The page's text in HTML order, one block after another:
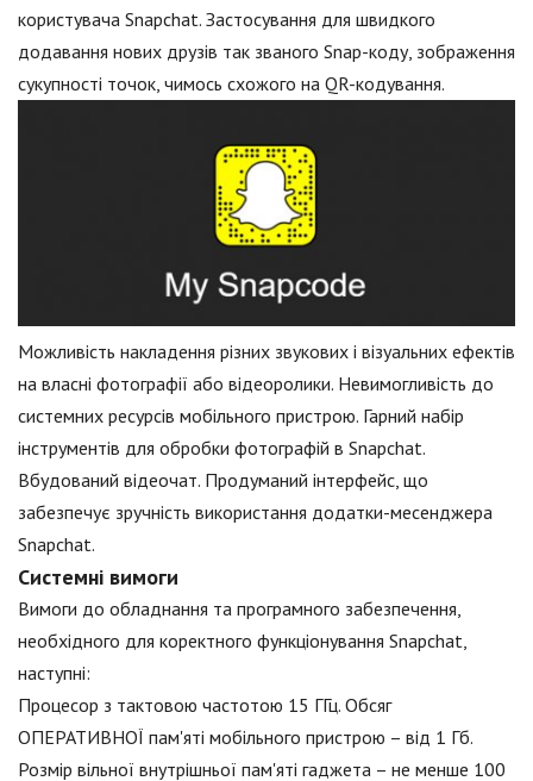
користувача Snapchat. Застосування для швидкого
додавання нових друзів так званого Snap-коду, зображення
сукупності точок, чимось схожого на QR-кодування.
Можливість накладення різних звукових і візуальних ефектів
на власні фотографії або відеоролики. Невимогливість до
системних ресурсів мобільного пристрою. Гарний набір
інструментів для обробки фотографій в Snapchat.
Вбудований відеочат. Продуманий інтерфейс, що
забезпечує зручність використання додатки-месенджера
Snapchat.
Системні вимоги
Вимоги до обладнання та програмного забезпечення,
необхідного для коректного функціонування Snapchat,
наступні:
Процесор з тактовою частотою 15 ГГц. Обсяг
ОПЕРАТИВНОЇ пам'яті мобільного пристрою – від 1 Гб.
Розмір вільної внутрішньої пам'яті гаджета – не менше 100